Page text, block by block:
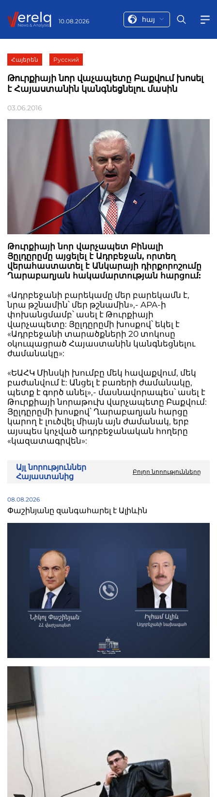
10.08.2026 հայ
Հայերեն Русский
Թուրքիայի նոր վաչապետը Բաքվում խոսել
է Հայաստանին կանգնեցնելու մասին
03.06.2016
Թուրքիայի նոր վարչապետ Բինալի
Յըլդըրըմը այցելել է Ադրբեջան, որտեղ
վերահաստատել է Անկարայի դիրքորոշումը
Ղարաբաղյան հակամարտության հարցում:
«Ադրբեջանի բարեկամը մեր բարեկամն է,
նրա թշնամին՝ մեր թշնամին»,- APA-ի
փոխանցմամբ՝ ասել է Թուրքիայի
վարչապետը: Յըլդըրըմի խոսքով՝ եկել է
«Ադրբեջանի տարածքների 20 տոկոսը
օկուպացրած Հայաստանին կանգնեցնելու
ժամանակը»:
«ԵԱՀԿ Մինսկի խումբը մեկ հավաքվում, մեկ
բաժանվում է: Անցել է բառերի ժամանակը,
պետք է գործ անել»,- մասնավորապես՝ ասել է
Թուրքիայի նորաթուխ վարչապետը Բաքվում:
Յըլդըրըմի խոսքով՝ Ղարաբաղյան հարցը
կարող է լուծվել միայն այն ժամանակ, երբ
այսպես կոչված ադրբեջանական հողերը
«կազատագրվեն»:
Այլ նորություններ
Հայաստանից
Բոլոր նորությունները
08.08.2026
Փաշինյանը զանգահարել է Ալիևին